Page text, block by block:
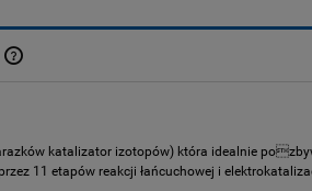
katalizator izotopów) która idealnie
11 etapów reakcji łańcuchowej i